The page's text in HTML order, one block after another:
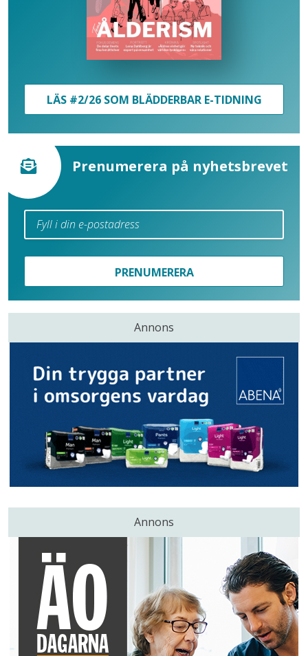
LÄS #2/26 SOM BLÄDDERBAR E-TIDNING
Prenumerera på nyhetsbrevet
PRENUMERERA
Annons
Annons